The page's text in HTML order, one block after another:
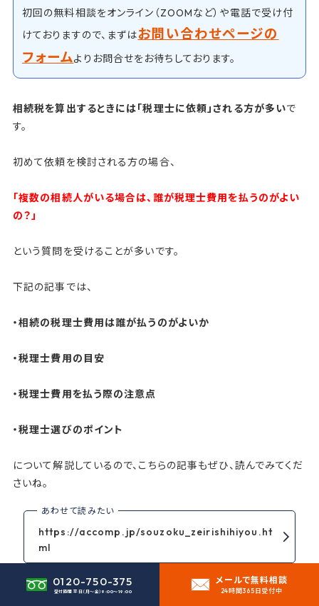
初回の無料相談をオンライン（ZOOMなど）や電話で受け付
けておりますので、まずはお問い合わせページの
フォームよりお問合せをお待ちしております。
相続税を算出するときには「税理士に依頼」される方が多いで
す。
初めて依頼を検討される方の場合、
「複数の相続人がいる場合は、誰が税理士費用を払うのがよい
の？」
という質問を受けることが多いです。
下記の記事では、
・相続の税理士費用は誰が払うのがよいか
・税理士費用の目安
・税理士費用を払う際の注意点
・税理士選びのポイント
について解説しているので、こちらの記事もぜひ、読んでみてくだ
さいね。
https://accomp.jp/souzoku_zeirishihiyou.ht
ml
X H F L
0120-750-375
受付時間 平日（月〜金） 9:00〜19:00
メールで無料相談
24時間365日受付中